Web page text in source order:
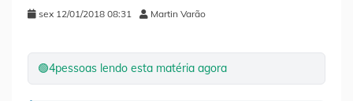
sex 12/01/2018 08:31 Martin Varão
🟢4pessoas lendo esta matéria agora